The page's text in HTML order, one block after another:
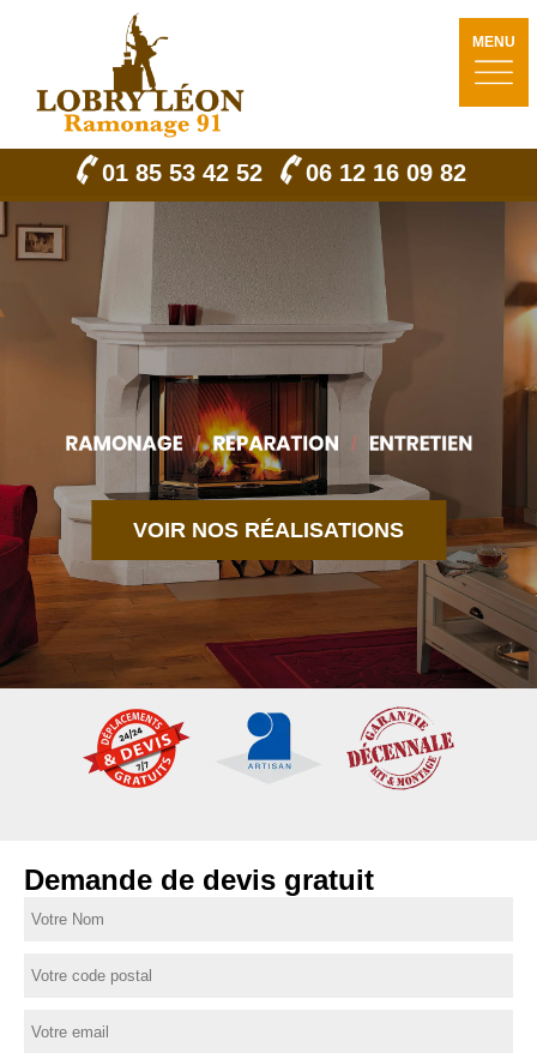
MENU
01 85 53 42 52 06 12 16 09 82
VOIR NOS RÉALISATIONS
Demande de devis gratuit